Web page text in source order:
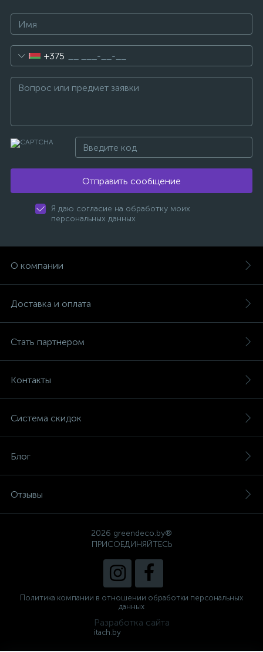
+375
Отправить сообщение
Я даю согласие на обработку моих
персональных данных
О компании
Доставка и оплата
Стать партнером
Контакты
Система скидок
Блог
Отзывы
2026 greendeco.by®
ПРИСОЕДИНЯЙТЕСЬ
Политика компании в отношении обработки персональных
данных
Разработка сайта
itach.by